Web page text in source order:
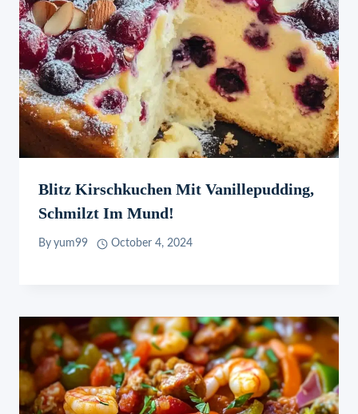
Blitz Kirschkuchen Mit Vanillepudding,
Schmilzt Im Mund!
By yum99 October 4, 2024